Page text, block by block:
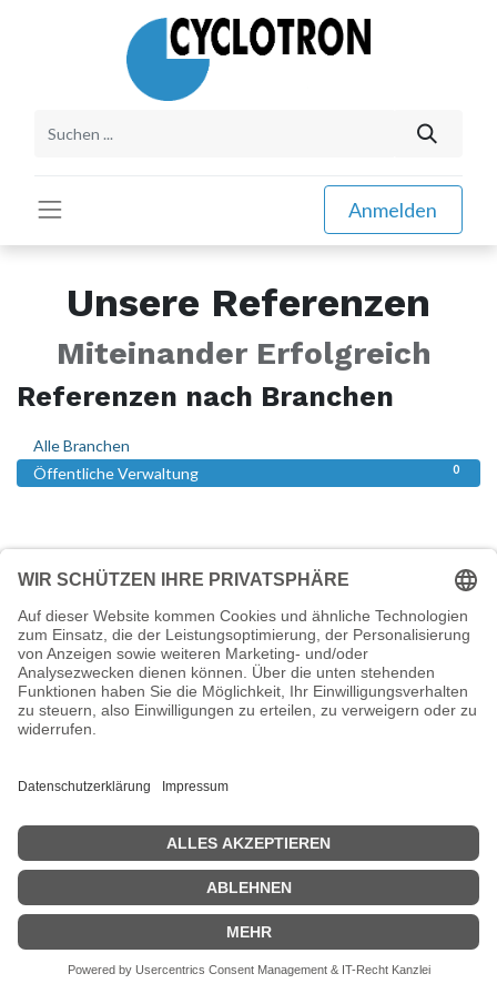
Anmelden
Unsere Referenzen
Miteinander Erfolgreich
Referenzen nach Branchen
Alle Branchen
0
Öffentliche Verwaltung
Kein Treffer gefunden
Rufen Sie uns an
Hinweis:Diese Rufnummer steht Ihnen für Fragen zu unseren